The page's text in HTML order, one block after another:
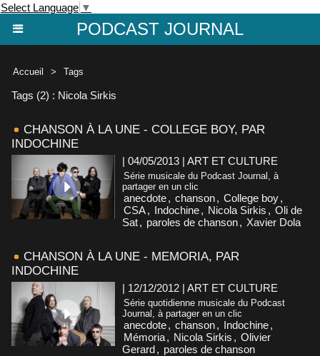
Select Language ▼
PODCAST JOURNAL
Accueil > Tags
Tags (2) : Nicola Sirkis
CHANSON À LA UNE - COLLEGE BOY, PAR
INDOCHINE
| 04/05/2013 | ART ET CULTURE
Série musicale du Podcast Journal, à
partager en un clic
anecdote, chanson, College boy,
CSA, Indochine, Nicola Sirkis , Oli de
Sat, paroles de chanson, Xavier Dola
CHANSON À LA UNE - MEMORIA, PAR
INDOCHINE
| 12/12/2012 | ART ET CULTURE
Série quotidienne musicale du Podcast
Journal, à partager en un clic
anecdote, chanson, Indochine,
Mémoria, Nicola Sirkis , Olivier
Gerard, paroles de chanson